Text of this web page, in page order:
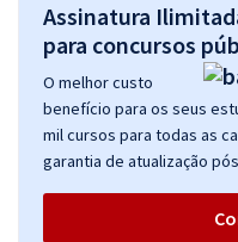
Assinatura
para concursos
O melhor custo
benefício para os seus
mil cursos para todas as
garantia de atualização